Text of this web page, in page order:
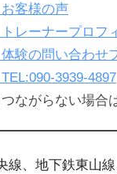
お客様の声
トレーナープロフ
体験の問い合わせ
TEL:090-3939-4897
つながらない場合
線、地下鉄東山